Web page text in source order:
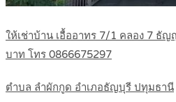
ให้เช่าบ้าน เอื้ออาทร 7/1 คลอง 7 ธั
บาท โทร 0866675297
ตำบล ลำผักกูด อำเภอธัญบุรี ปทุมธานี